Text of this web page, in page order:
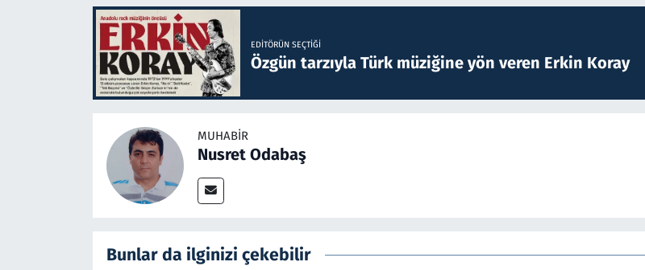
EDITÖRÜN SEÇTIĞI
Özgün tarzıyla Türk müziğine yön veren Erkin Koray
MUHABIR
Nusret Odabaş
Bunlar da ilginizi çekebilir